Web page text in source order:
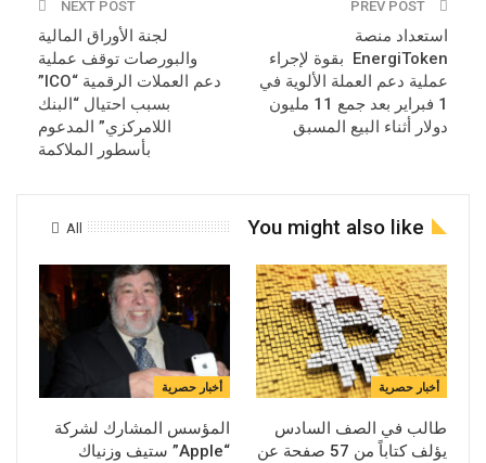
استعداد منصة
EnergiToken بقوة لإجراء
عملية دعم العملة الألوية في
1 فبراير بعد جمع 11 مليون
دولار أثناء البيع المسبق
NEXT POST
لجنة الأوراق المالية
والبورصات توقف عملية
دعم العملات الرقمية “ICO”
بسبب احتيال “البنك
اللامركزي” المدعوم
بأسطور الملاكمة
All You might also like
أخبار حصرية
طالب في الصف السادس
يؤلف كتاباً من 57 صفحة عن
أخبار حصرية
المؤسس المشارك لشركة
“Apple” ستيف وزنياك